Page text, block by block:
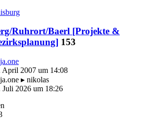
Ruhrort/Baerl [Projekte &
153
April 2007 um 14:08
▸ nikolas
Juli 2026 um 18:26